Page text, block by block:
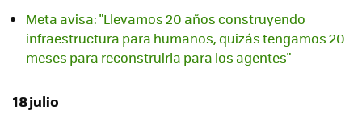
Meta avisa: "Llevamos 20 años construyendo
infraestructura para humanos, quizás tengamos 20
meses para reconstruirla para los agentes"
18 julio